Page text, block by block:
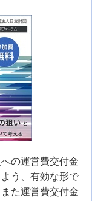
の運営費交付金
う、有効な形で
た運営費交付金